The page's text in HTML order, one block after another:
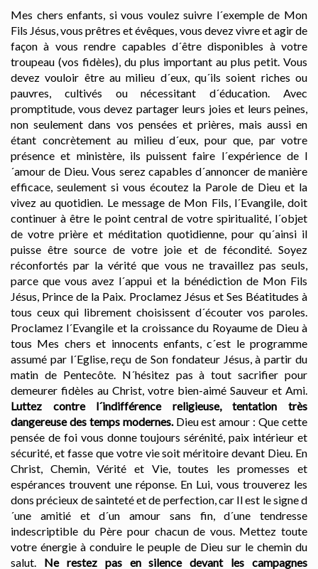
Mes chers enfants, si vous voulez suivre l´exemple de Mon
Fils Jésus, vous prêtres et évêques, vous devez vivre et agir de
façon à vous rendre capables d´être disponibles à votre
troupeau (vos fidèles), du plus important au plus petit. Vous
devez vouloir être au milieu d´eux, qu´ils soient riches ou
pauvres, cultivés ou nécessitant d´éducation. Avec
promptitude, vous devez partager leurs joies et leurs peines,
non seulement dans vos pensées et prières, mais aussi en
étant concrètement au milieu d´eux, pour que, par votre
présence et ministère, ils puissent faire l´expérience de l
´amour de Dieu. Vous serez capables d´annoncer de manière
efficace, seulement si vous écoutez la Parole de Dieu et la
vivez au quotidien. Le message de Mon Fils, l´Evangile, doit
continuer à être le point central de votre spiritualité, l´objet
de votre prière et méditation quotidienne, pour qu´ainsi il
puisse être source de votre joie et de fécondité. Soyez
réconfortés par la vérité que vous ne travaillez pas seuls,
parce que vous avez l´appui et la bénédiction de Mon Fils
Jésus, Prince de la Paix. Proclamez Jésus et Ses Béatitudes à
tous ceux qui librement choisissent d´écouter vos paroles.
Proclamez l´Evangile et la croissance du Royaume de Dieu à
tous Mes chers et innocents enfants, c´est le programme
assumé par l´Eglise, reçu de Son fondateur Jésus, à partir du
matin de Pentecôte. N´hésitez pas à tout sacrifier pour
demeurer fidèles au Christ, votre bien-aimé Sauveur et Ami.
Luttez contre l´indifférence religieuse, tentation très
dangereuse des temps modernes.Dieu est amour : Que cette
pensée de foi vous donne toujours sérénité, paix intérieur et
sécurité, et fasse que votre vie soit méritoire devant Dieu. En
Christ, Chemin, Vérité et Vie, toutes les promesses et
espérances trouvent une réponse. En Lui, vous trouverez les
dons précieux de sainteté et de perfection, car Il est le signe d
´une amitié et d´un amour sans fin, d´une tendresse
indescriptible du Père pour chacun de vous. Mettez toute
votre énergie à conduire le peuple de Dieu sur le chemin du
salut. Ne restez pas en silence devant les campagnes